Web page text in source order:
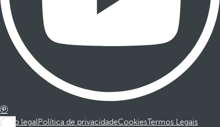
Aviso legalPolítica de privacidadeCookiesTermos Legais